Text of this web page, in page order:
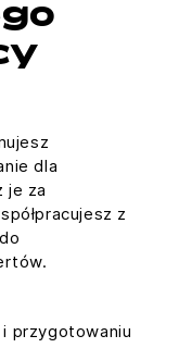
dla
je za
z
przygotowaniu